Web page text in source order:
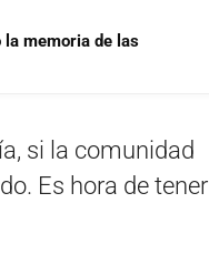
la memoria de las
si la comunidad
Es hora de tener